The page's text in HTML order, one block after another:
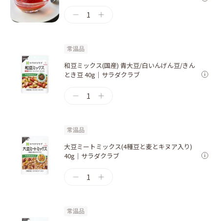
1
常温品
和豆ミックス(国産) 青大豆/白いんげん豆/きん
とき豆 40g｜サラダクラブ
1
常温品
大豆ミートミックス(4種豆と麦とキヌア入り)
40g｜サラダクラブ
1
常温品